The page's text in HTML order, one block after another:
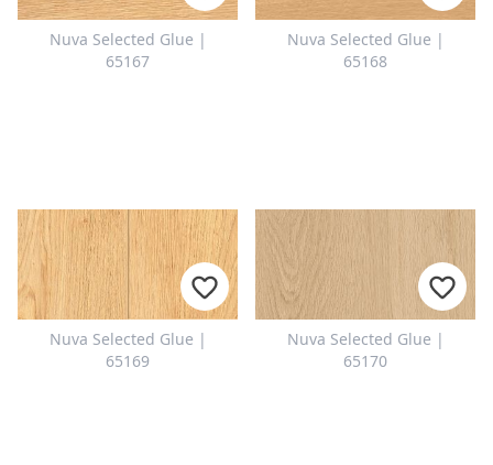
CONTATTI
Avete domande o desiderate una
modulo di contatto.
Per richiedere informazioni
Nuva Selected Glue |
65167
Nuva Selected Glue |
65168
Nuva Selected Glue |
65169
Nuva Selected Glue |
65170